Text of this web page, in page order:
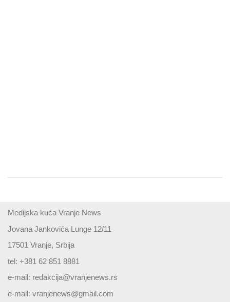
Medijska kuća Vranje News
Jovana Jankovića Lunge 12/11
17501 Vranje, Srbija
tel: +381 62 851 8881
e-mail: redakcija@vranjenews.rs
e-mail: vranjenews@gmail.com